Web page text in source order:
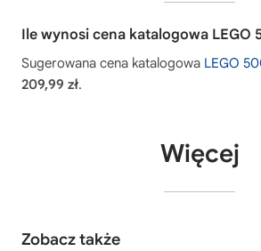
Ile wynosi cena katalogowa LEGO
Sugerowana cena katalogowa LEGO
209,99 zł.
Więcej
Zobacz także